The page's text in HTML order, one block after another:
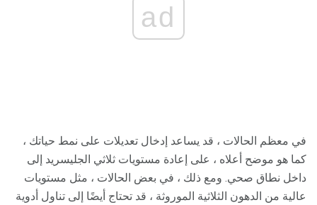
ad
في معظم الحالات ، قد يساعد إدخال تعديلات على نمط حياتك ،
كما هو موضح أعلاه ، على إعادة مستويات ثلاثي الجليسريد إلى
داخل نطاق صحي. ومع ذلك ، في بعض الحالات ، مثل مستويات
عالية من الدهون الثلاثية الموروثة ، قد تحتاج أيضًا إلى تناول أدوية